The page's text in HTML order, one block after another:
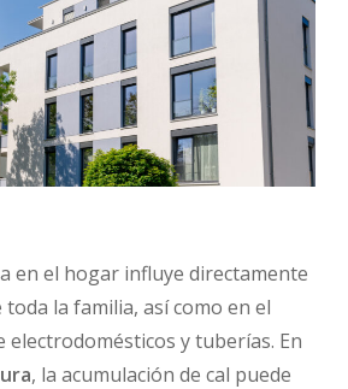
en el hogar influye directamente
la familia, así como en el
electrodomésticos y tuberías. En
, la acumulación de cal puede